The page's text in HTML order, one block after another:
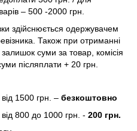
– 500 -2000 грн.
здійснюється одержувачем
Також при отриманні
суми за товар, комісія
післяплати + 20 грн.
1500 грн. – безкоштовно
800 до 1000 грн. - 200 грн.